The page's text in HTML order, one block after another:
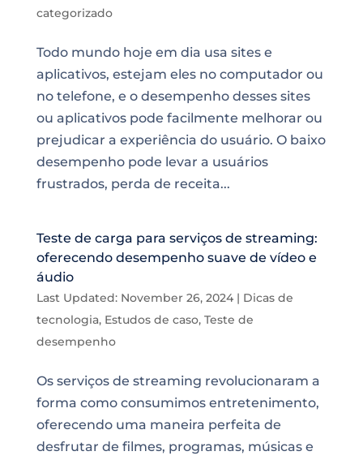
categorizado
Todo mundo hoje em dia usa sites e
aplicativos, estejam eles no computador ou
no telefone, e o desempenho desses sites
ou aplicativos pode facilmente melhorar ou
prejudicar a experiência do usuário. O baixo
desempenho pode levar a usuários
frustrados, perda de receita...
Teste de carga para serviços de streaming:
oferecendo desempenho suave de vídeo e
áudio
Last Updated: November 26, 2024| Dicas de
tecnologia, Estudos de caso, Teste de
desempenho
Os serviços de streaming revolucionaram a
forma como consumimos entretenimento,
oferecendo uma maneira perfeita de
desfrutar de filmes, programas, músicas e